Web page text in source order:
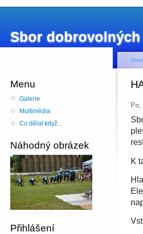
Sbor dobrovolných
Menu
Galerie
Multimédia
Co dělat když...
Náhodný obrázek
Přihlášení
K